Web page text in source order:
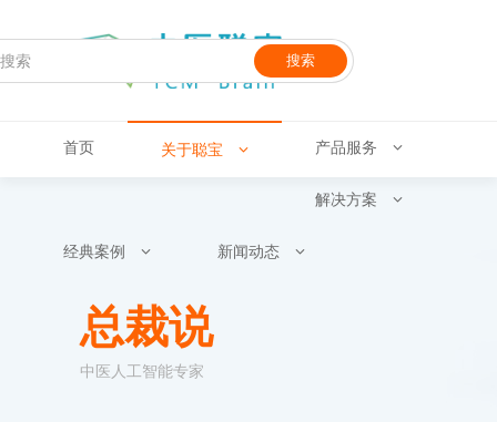
搜索
首页 关于聪宝 产品服务
解决方案
经典案例 新闻动态
总裁说
中医人工智能专家